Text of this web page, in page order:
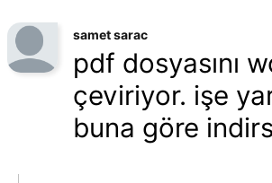
samet sarac
pdf dosyasını
çeviriyor. işe
buna göre